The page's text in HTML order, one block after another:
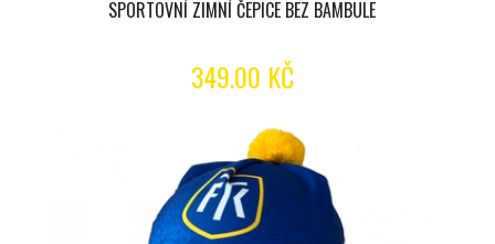
SPORTOVNÍ ZIMNÍ ČEPICE BEZ BAMBULE
349.00 KČ